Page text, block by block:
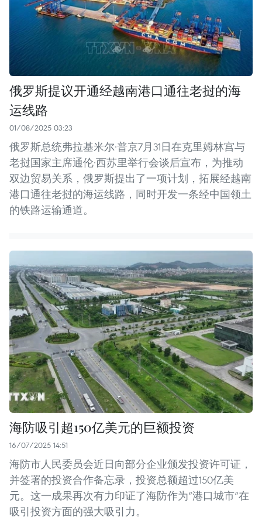
俄罗斯提议开通经越南港口通往老挝的海
运线路
01/08/2025 03:23
俄罗斯总统弗拉基米尔·普京7月31日在克里姆林宫与
老挝国家主席通伦·西苏里举行会谈后宣布，为推动
双边贸易关系，俄罗斯提出了一项计划，拓展经越南
港口通往老挝的海运线路，同时开发一条经中国领土
的铁路运输通道。
海防吸引超150亿美元的巨额投资
16/07/2025 14:51
海防市人民委员会近日向部分企业颁发投资许可证，
并签署的投资合作备忘录，投资总额超过150亿美
元。这一成果再次有力印证了海防作为“港口城市”在
吸引投资方面的强大吸引力。